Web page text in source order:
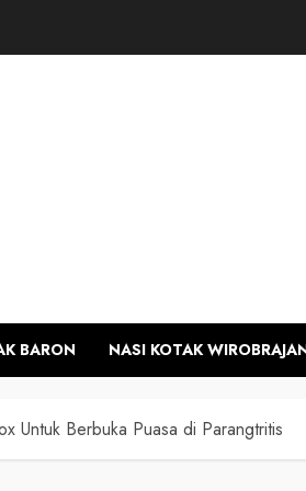
BARON NASI KOTAK
Untuk Berbuka Puasa di Parangtritis